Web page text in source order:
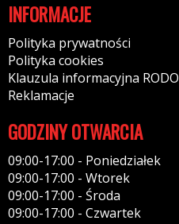
INFORMACJE
Polityka prywatności
Polityka cookies
Klauzula informacyjna RODO
Reklamacje
GODZINY OTWARCIA
09:00-17:00 - Poniedziałek
09:00-17:00 - Wtorek
09:00-17:00 - Środa
09:00-17:00 - Czwartek